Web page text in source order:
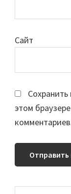
Сайт
этом